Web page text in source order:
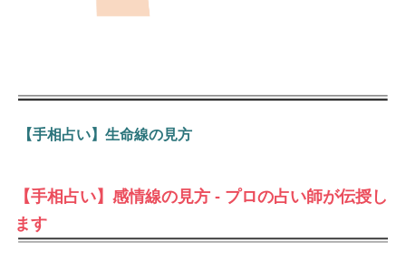
【手相占い】生命線の見方
【手相占い】感情線の見方 - プロの占い師が伝授し
ます